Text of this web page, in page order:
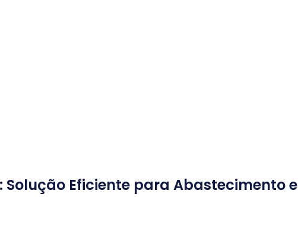
Eficiente para Abastecimento e